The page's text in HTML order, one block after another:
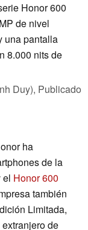
Honor 600
de nivel
una pantalla
8.000 nits de
Duy), Publicado
ha
de la
el Honor 600
también
Limitada,
de